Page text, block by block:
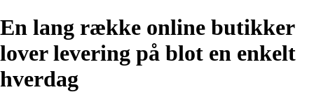
En lang række online butikker
lover levering på blot en enkelt
hverdag